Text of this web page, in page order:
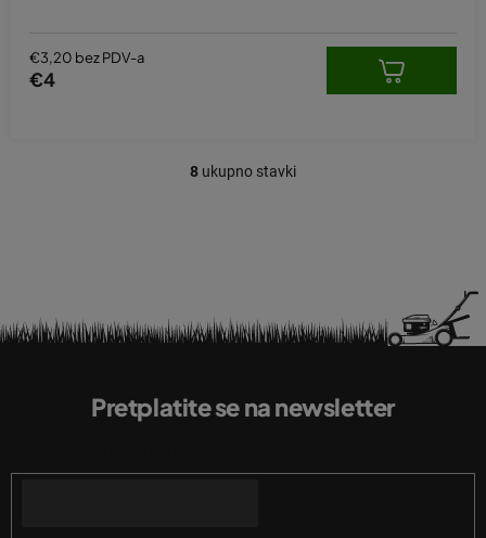
€3,20 bez PDV-a
€4
K
l
e
s
a
8 ukupno stavki
o
Pretplatite se na newsletter